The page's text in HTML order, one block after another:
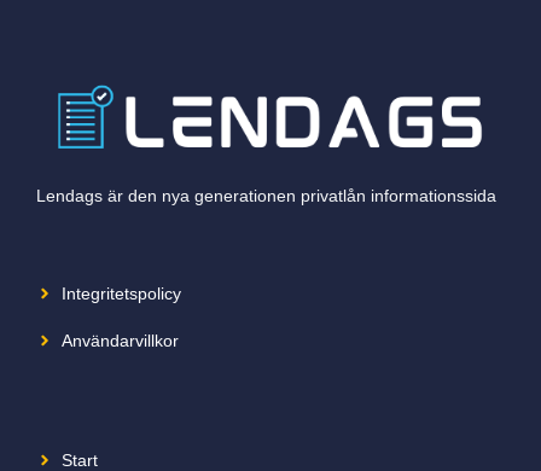
Lendags är den nya generationen privatlån informationssida
Integritetspolicy
Användarvillkor
Start